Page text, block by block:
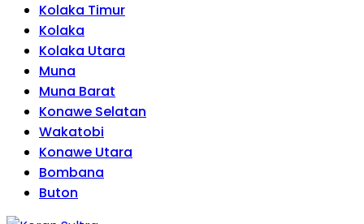
Kolaka Timur
Kolaka
Kolaka Utara
Muna
Muna Barat
Konawe Selatan
Wakatobi
Konawe Utara
Bombana
Buton